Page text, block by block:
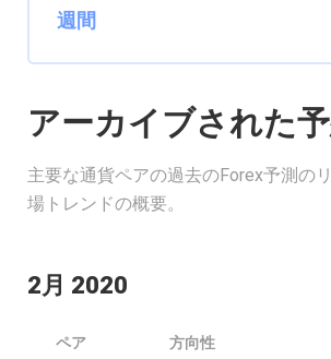
アーカイブされた
主要な通貨ペアの過去のForex予測の
場トレンドの概要。
2月 2020
ペア 方向性